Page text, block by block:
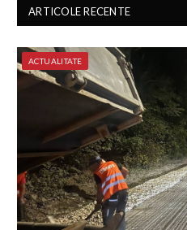
ARTICOLE RECENTE
ACTUALITATE